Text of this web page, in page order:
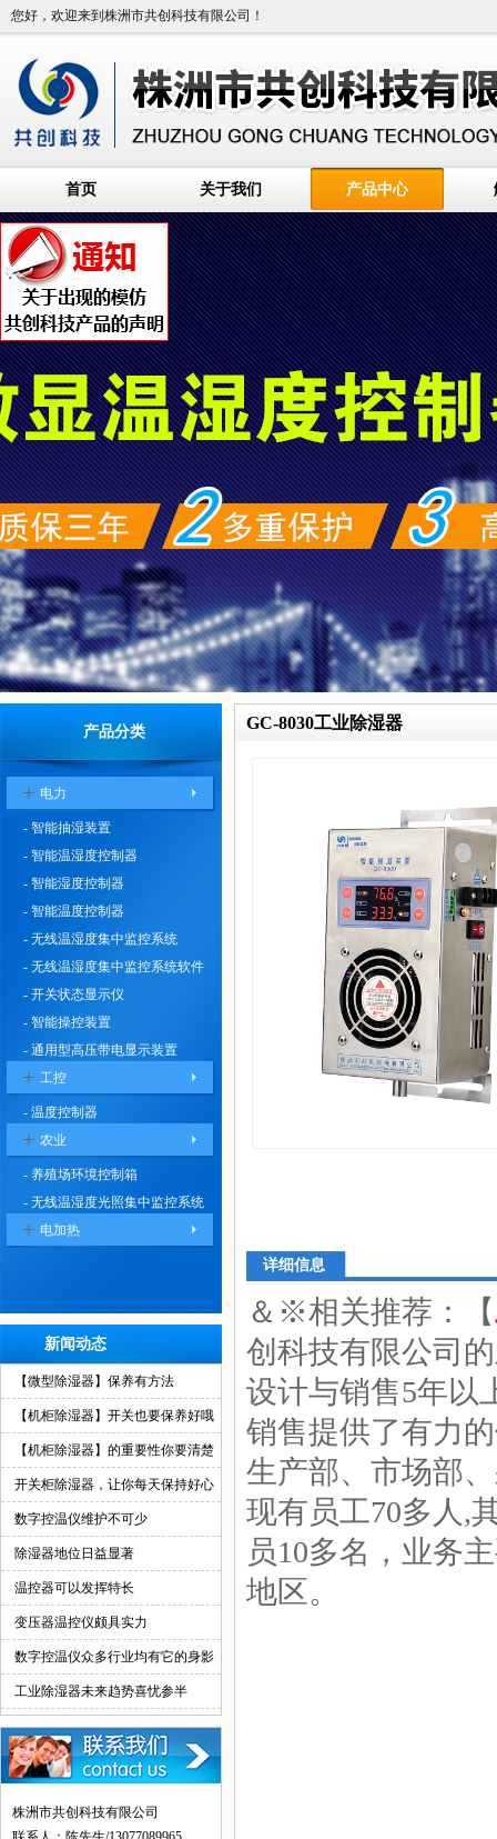
您好，欢迎来到株洲市共创科技有限公司！
首页 关于我们 产品中心
产品分类
+ 电力
- 智能抽湿装置
- 智能温湿度控制器
- 智能湿度控制器
- 智能温度控制器
- 无线温湿度集中监控系统
- 无线温湿度集中监控系统软件
- 开关状态显示仪
- 智能操控装置
- 通用型高压带电显示装置
+ 工控
- 温度控制器
+ 农业
- 养殖场环境控制箱
- 无线温湿度光照集中监控系统
+ 电加热
新闻动态
【微型除湿器】保养有方法
【机柜除湿器】开关也要保养好哦
【机柜除湿器】的重要性你要清楚
开关柜除湿器，让你每天保持好心
情！
数字控温仪维护不可少
除湿器地位日益显著
温控器可以发挥特长
变压器温控仪颇具实力
数字控温仪众多行业均有它的身影
工业除湿器未来趋势喜忧参半
株洲市共创科技有限公司
GC-8030工业除湿器
详细信息
＆※相关推荐：【
创科技有限公司
设计与销售5年以
销售提供了有力
生产部、市场部
现有员工70多人,
员10多名，业务
地区。